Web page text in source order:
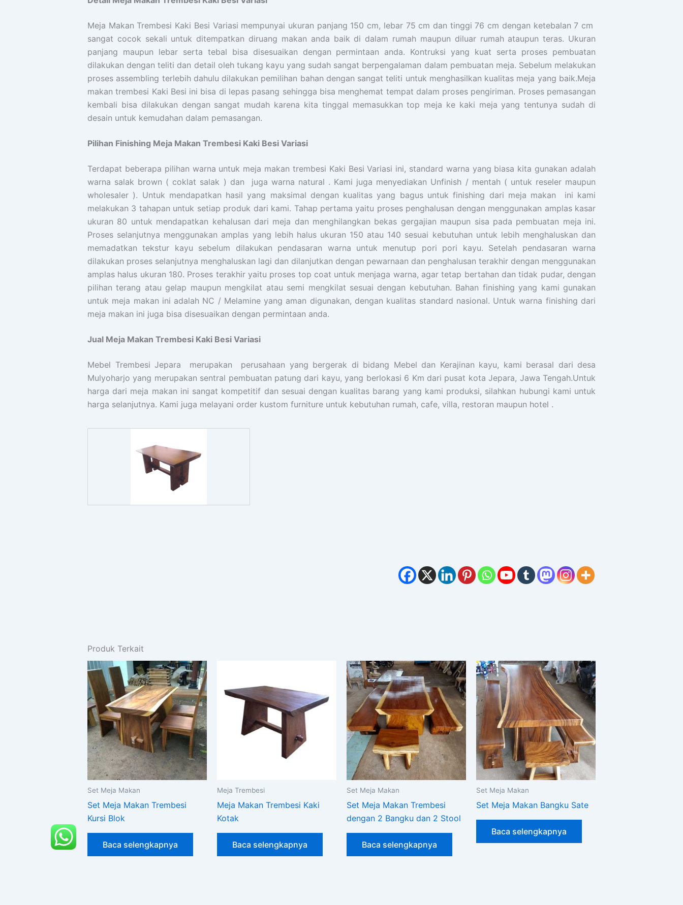
Meja Makan Trembesi Kaki Besi Variasi mempunyai ukuran panjang 150 cm, lebar 75 cm dan tinggi 76 cm dengan ketebalan 7 cm
sangat cocok sekali untuk ditempatkan diruang makan anda baik di dalam rumah maupun diluar rumah ataupun teras. Ukuran
panjang maupun lebar serta tebal bisa disesuaikan dengan permintaan anda. Kontruksi yang kuat serta proses pembuatan
dilakukan dengan teliti dan detail oleh tukang kayu yang sudah sangat berpengalaman dalam pembuatan meja. Sebelum melakukan
proses assembling terlebih dahulu dilakukan pemilihan bahan dengan sangat teliti untuk menghasilkan kualitas meja yang baik.Meja
makan trembesi Kaki Besi ini bisa di lepas pasang sehingga bisa menghemat tempat dalam proses pengiriman. Proses pemasangan
kembali bisa dilakukan dengan sangat mudah karena kita tinggal memasukkan top meja ke kaki meja yang tentunya sudah di
desain untuk kemudahan dalam pemasangan.
Pilihan Finishing Meja Makan Trembesi Kaki Besi Variasi
Terdapat beberapa pilihan warna untuk meja makan trembesi Kaki Besi Variasi ini, standard warna yang biasa kita gunakan adalah
warna salak brown ( coklat salak ) dan juga warna natural . Kami juga menyediakan Unfinish / mentah ( untuk reseler maupun
wholesaler ). Untuk mendapatkan hasil yang maksimal dengan kualitas yang bagus untuk finishing dari meja makan ini kami
melakukan 3 tahapan untuk setiap produk dari kami. Tahap pertama yaitu proses penghalusan dengan menggunakan amplas kasar
ukuran 80 untuk mendapatkan kehalusan dari meja dan menghilangkan bekas gergajian maupun sisa pada pembuatan meja ini.
Proses selanjutnya menggunakan amplas yang lebih halus ukuran 150 atau 140 sesuai kebutuhan untuk lebih menghaluskan dan
memadatkan tekstur kayu sebelum dilakukan pendasaran warna untuk menutup pori pori kayu. Setelah pendasaran warna
dilakukan proses selanjutnya menghaluskan lagi dan dilanjutkan dengan pewarnaan dan penghalusan terakhir dengan menggunakan
amplas halus ukuran 180. Proses terakhir yaitu proses top coat untuk menjaga warna, agar tetap bertahan dan tidak pudar, dengan
pilihan terang atau gelap maupun mengkilat atau semi mengkilat sesuai dengan kebutuhan. Bahan finishing yang kami gunakan
untuk meja makan ini adalah NC / Melamine yang aman digunakan, dengan kualitas standard nasional. Untuk warna finishing dari
meja makan ini juga bisa disesuaikan dengan permintaan anda.
Jual Meja Makan Trembesi Kaki Besi Variasi
Mebel Trembesi Jepara merupakan perusahaan yang bergerak di bidang Mebel dan Kerajinan kayu, kami berasal dari desa
Mulyoharjo yang merupakan sentral pembuatan patung dari kayu, yang berlokasi 6 Km dari pusat kota Jepara, Jawa Tengah.Untuk
harga dari meja makan ini sangat kompetitif dan sesuai dengan kualitas barang yang kami produksi, silahkan hubungi kami untuk
harga selanjutnya. Kami juga melayani order kustom furniture untuk kebutuhan rumah, cafe, villa, restoran maupun hotel .
Produk Terkait
Set Meja Makan
Set Meja Makan Trembesi
Kursi Blok
Baca selengkapnya
Meja Trembesi
Meja Makan Trembesi Kaki
Kotak
Baca selengkapnya
Set Meja Makan
Set Meja Makan Trembesi
dengan 2 Bangku dan 2 Stool
Baca selengkapnya
Set Meja Makan
Set Meja Makan Bangku Sate
Baca selengkapnya